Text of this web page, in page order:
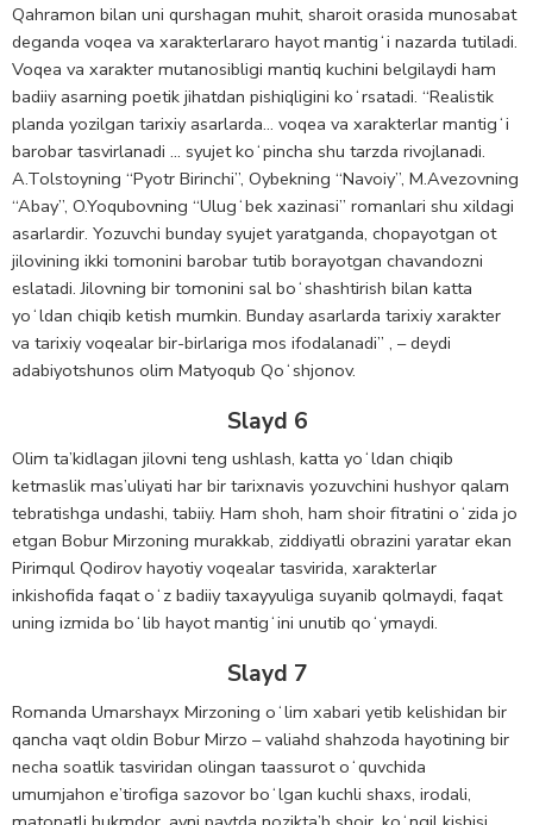
Qahramon bilan uni qurshagan muhit, sharoit orasida munosabat
deganda voqea va xarakterlararo hayot mantigʻi nazarda tutiladi.
Voqea va xarakter mutanosibligi mantiq kuchini belgilaydi ham
badiiy asarning poetik jihatdan pishiqligini koʻrsatadi. “Realistik
planda yozilgan tarixiy asarlarda… voqea va xarakterlar mantigʻi
barobar tasvirlanadi … syujet koʻpincha shu tarzda rivojlanadi.
A.Tolstoyning “Pyotr Birinchi”, Oybekning “Navoiy”, M.Avezovning
“Abay”, O.Yoqubovning “Ulugʻbek xazinasi” romanlari shu xildagi
asarlardir. Yozuvchi bunday syujet yaratganda, chopayotgan ot
jilovining ikki tomonini barobar tutib borayotgan chavandozni
eslatadi. Jilovning bir tomonini sal boʻshashtirish bilan katta
yoʻldan chiqib ketish mumkin. Bunday asarlarda tarixiy xarakter
va tarixiy voqealar bir-birlariga mos ifodalanadi” , – deydi
adabiyotshunos olim Matyoqub Qoʻshjonov.
Slayd 6
Olim ta’kidlagan jilovni teng ushlash, katta yoʻldan chiqib
ketmaslik mas’uliyati har bir tarixnavis yozuvchini hushyor qalam
tebratishga undashi, tabiiy. Ham shoh, ham shoir fitratini oʻzida jo
etgan Bobur Mirzoning murakkab, ziddiyatli obrazini yaratar ekan
Pirimqul Qodirov hayotiy voqealar tasvirida, xarakterlar
inkishofida faqat oʻz badiiy taxayyuliga suyanib qolmaydi, faqat
uning izmida boʻlib hayot mantigʻini unutib qoʻymaydi.
Slayd 7
Romanda Umarshayx Mirzoning oʻlim xabari yetib kelishidan bir
qancha vaqt oldin Bobur Mirzo – valiahd shahzoda hayotining bir
necha soatlik tasviridan olingan taassurot oʻquvchida
umumjahon e’tirofiga sazovor boʻlgan kuchli shaxs, irodali,